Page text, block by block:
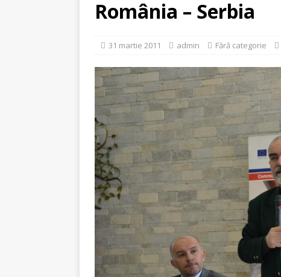
[ 5 august 2026 ]
România – Serbia
31 martie 2011 admin Fără categorie